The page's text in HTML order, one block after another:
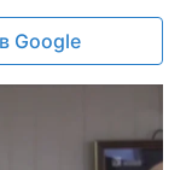
Google